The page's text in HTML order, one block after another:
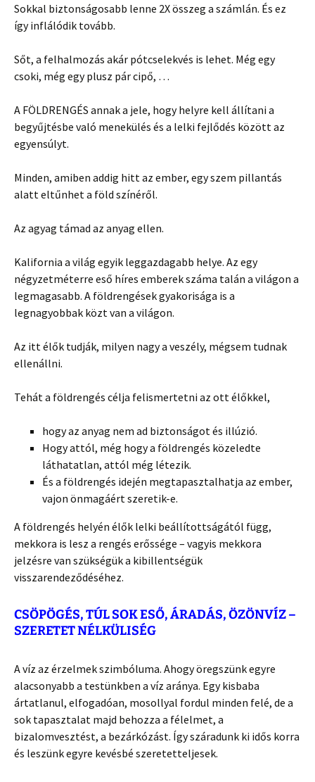
Sokkal biztonságosabb lenne 2X összeg a számlán. És ez
így inflálódik tovább.
Sőt, a felhalmozás akár pótcselekvés is lehet. Még egy
csoki, még egy plusz pár cipő, …
A FÖLDRENGÉS annak a jele, hogy helyre kell állítani a
begyűjtésbe való menekülés és a lelki fejlődés között az
egyensúlyt.
Minden, amiben addig hitt az ember, egy szem pillantás
alatt eltűnhet a föld színéről.
Az agyag támad az anyag ellen.
Kalifornia a világ egyik leggazdagabb helye. Az egy
négyzetméterre eső híres emberek száma talán a világon a
legmagasabb. A földrengések gyakorisága is a
legnagyobbak közt van a világon.
Az itt élők tudják, milyen nagy a veszély, mégsem tudnak
ellenállni.
Tehát a földrengés célja felismertetni az ott élőkkel,
hogy az anyag nem ad biztonságot és illúzió.
Hogy attól, még hogy a földrengés közeledte
láthatatlan, attól még létezik.
És a földrengés idején megtapasztalhatja az ember,
vajon önmagáért szeretik-e.
A földrengés helyén élők lelki beállítottságától függ,
mekkora is lesz a rengés erőssége – vagyis mekkora
jelzésre van szükségük a kibillentségük
visszarendeződéséhez.
CSÖPÖGÉS, TÚL SOK ESŐ, ÁRADÁS, ÖZÖNVÍZ –
SZERETET NÉLKÜLISÉG
A víz az érzelmek szimbóluma. Ahogy öregszünk egyre
alacsonyabb a testünkben a víz aránya. Egy kisbaba
ártatlanul, elfogadóan, mosollyal fordul minden felé, de a
sok tapasztalat majd behozza a félelmet, a
bizalomvesztést, a bezárkózást. Így száradunk ki idős korra
és leszünk egyre kevésbé szeretetteljesek.